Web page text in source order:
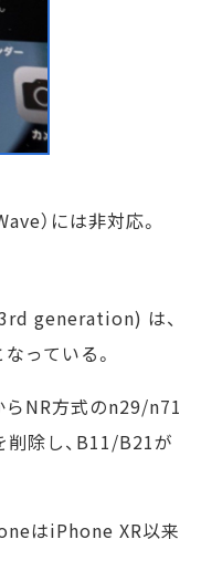
）には非対応。
generation) は、
っている。
らNR方式のn29/n71
除し、B11/B21が
はiPhone XR以来